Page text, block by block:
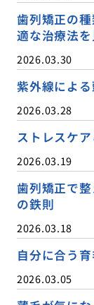
歯列矯正の
適な治療法
2026.03.30
紫外線によ
2026.03.28
ストレスケ
2026.03.19
歯列矯正で
の鉄則
2026.03.18
自分に合う
2026.03.05